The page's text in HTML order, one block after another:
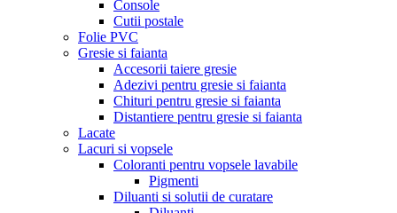
Console
Cutii postale
Folie PVC
Gresie si faianta
Accesorii taiere gresie
Adezivi pentru gresie si faianta
Chituri pentru gresie si faianta
Distantiere pentru gresie si faianta
Lacate
Lacuri si vopsele
Coloranti pentru vopsele lavabile
Pigmenti
Diluanti si solutii de curatare